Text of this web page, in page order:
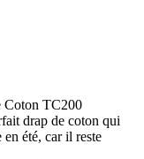
Coton TC200
drap de coton qui
été, car il reste